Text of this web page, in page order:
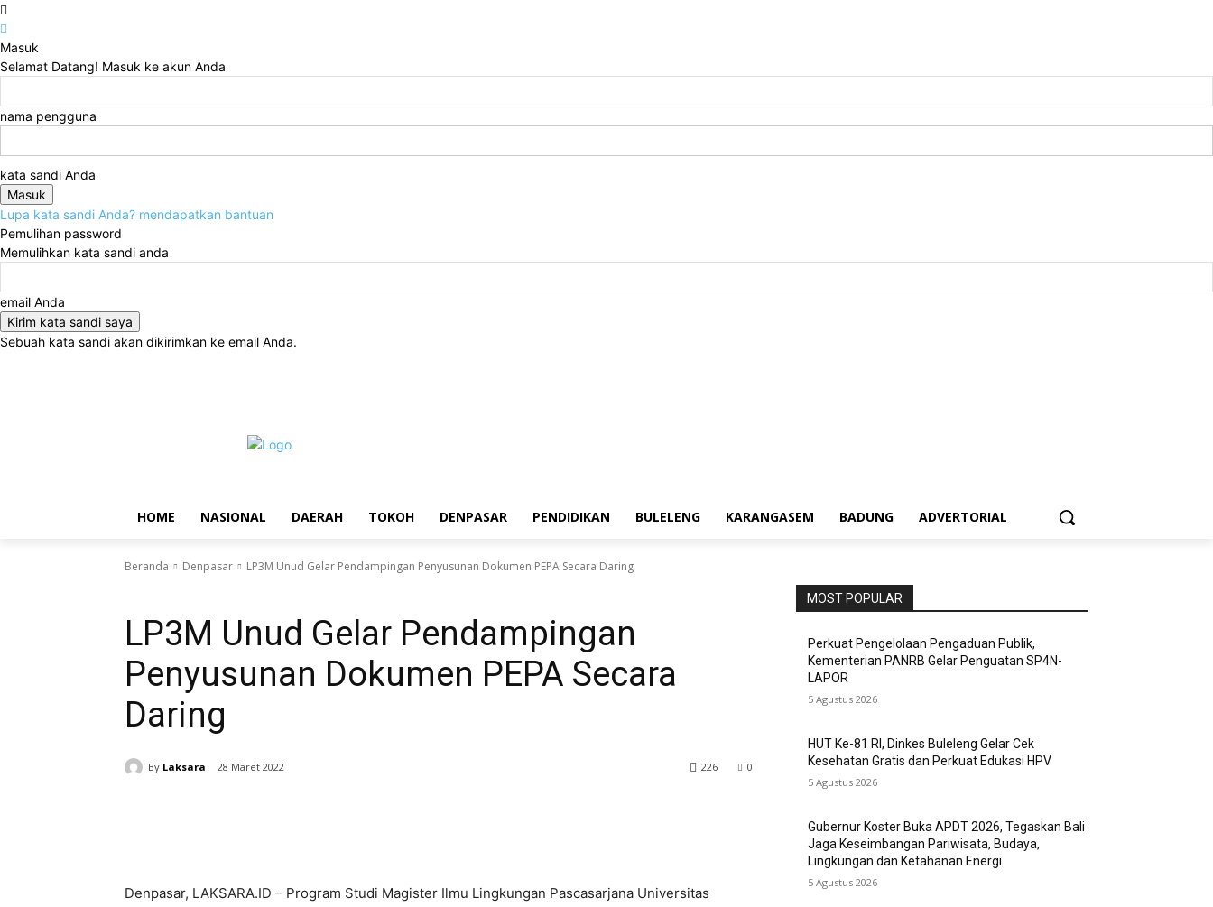
Masuk
Selamat Datang! Masuk ke akun Anda
nama pengguna
kata sandi Anda
Lupa kata sandi Anda? mendapatkan bantuan
Pemulihan password
Memulihkan kata sandi anda
email Anda
Sebuah kata sandi akan dikirimkan ke email Anda.
HOME NASIONAL DAERAH TOKOH DENPASAR PENDIDIKAN BULELENG KARANGASEM BADUNG ADVERTORIAL
Beranda Denpasar LP3M Unud Gelar Pendampingan Penyusunan Dokumen PEPA Secara Daring
LP3M Unud Gelar Pendampingan
Penyusunan Dokumen PEPA Secara
Daring
By Laksara 28 Maret 2022 0
226
Denpasar, LAKSARA.ID – Program Studi Magister Ilmu Lingkungan Pascasarjana Universitas
MOST POPULAR
Perkuat Pengelolaan Pengaduan Publik,
Kementerian PANRB Gelar Penguatan SP4N-
LAPOR
5 Agustus 2026
HUT Ke-81 RI, Dinkes Buleleng Gelar Cek
Kesehatan Gratis dan Perkuat Edukasi HPV
5 Agustus 2026
Gubernur Koster Buka APDT 2026, Tegaskan Bali
Jaga Keseimbangan Pariwisata, Budaya,
Lingkungan dan Ketahanan Energi
5 Agustus 2026